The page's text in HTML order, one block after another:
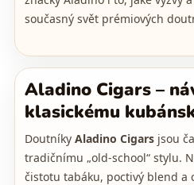
současný svět prémiových
Aladino Cigars –
klasickému
Doutníky Aladino Cigars jsou
tradičnímu „old-school“ stylu.
čistotu tabáku, poctivý blend a